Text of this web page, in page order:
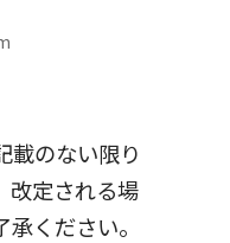
のない限り
改定される場
ください。